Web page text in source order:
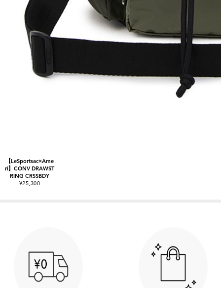
【LeSportsac×Ame
ri】CONV DRAWST
RING CRSSBDY
¥25,300